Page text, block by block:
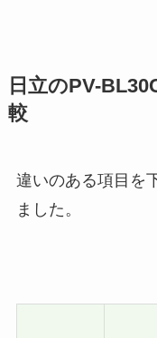
日立のPV-
較
違いのある項目を
ました。